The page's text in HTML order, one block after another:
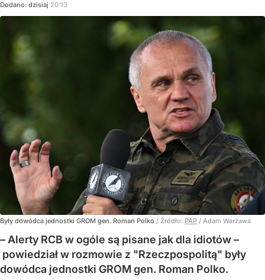
Dodano: dzisiaj 20:13
Były dowódca jednostki GROM gen. Roman Polko / Źródło: PAP / Adam Warżawa
– Alerty RCB w ogóle są pisane jak dla idiotów –
powiedział w rozmowie z "Rzeczpospolitą" były
dowódca jednostki GROM gen. Roman Polko.